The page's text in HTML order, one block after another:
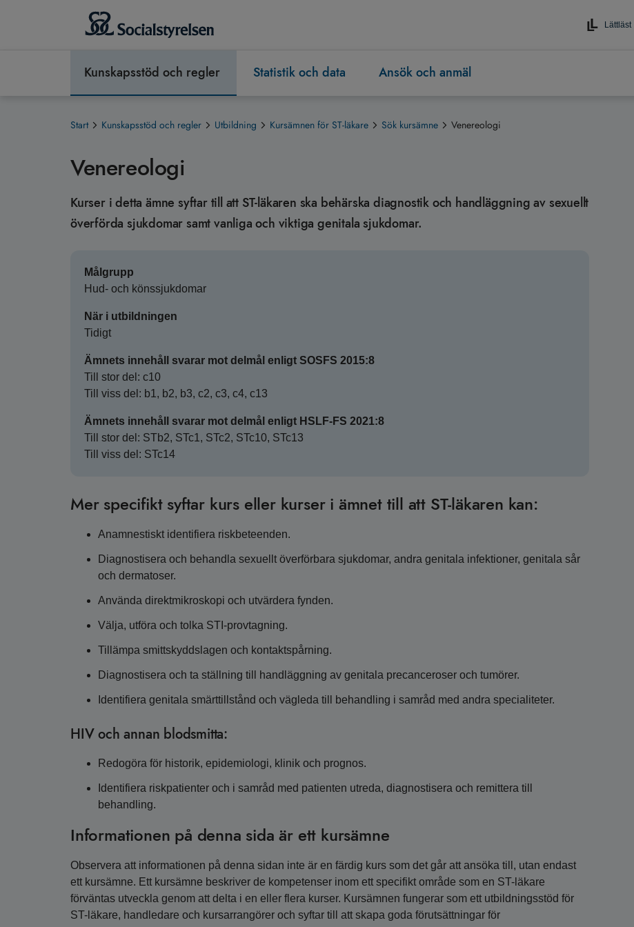
Lättläst
Kunskapsstöd och regler Statistik och data Ansök och anmäl
Start Kunskapsstöd och regler Utbildning Kursämnen för ST-läkare Sök kursämne Venereologi
Venereologi
Kurser i detta ämne syftar till att ST-läkaren ska behärska diagnostik och handläggning av sexuellt
överförda sjukdomar samt vanliga och viktiga genitala sjukdomar.
Målgrupp
Hud- och könssjukdomar
När i utbildningen
Tidigt
Ämnets innehåll svarar mot delmål enligt SOSFS 2015:8
Till stor del: c10
Till viss del: b1, b2, b3, c2, c3, c4, c13
Ämnets innehåll svarar mot delmål enligt HSLF-FS 2021:8
Till stor del: STb2, STc1, STc2, STc10, STc13
Till viss del: STc14
Mer specifikt syftar kurs eller kurser i ämnet till att ST-läkaren kan:
Anamnestiskt identifiera riskbeteenden.
Diagnostisera och behandla sexuellt överförbara sjukdomar, andra genitala infektioner, genitala sår
och dermatoser.
Använda direktmikroskopi och utvärdera fynden.
Välja, utföra och tolka STI-provtagning.
Tillämpa smittskyddslagen och kontaktspårning.
Diagnostisera och ta ställning till handläggning av genitala precanceroser och tumörer.
Identifiera genitala smärttillstånd och vägleda till behandling i samråd med andra specialiteter.
HIV och annan blodsmitta:
Redogöra för historik, epidemiologi, klinik och prognos.
Identifiera riskpatienter och i samråd med patienten utreda, diagnostisera och remittera till
behandling.
Informationen på denna sida är ett kursämne
Observera att informationen på denna sidan inte är en färdig kurs som det går att ansöka till, utan endast
ett kursämne. Ett kursämne beskriver de kompetenser inom ett specifikt område som en ST-läkare
förväntas utveckla genom att delta i en eller flera kurser. Kursämnen fungerar som ett utbildningsstöd för
ST-läkare, handledare och kursarrangörer och syftar till att skapa goda förutsättningar för